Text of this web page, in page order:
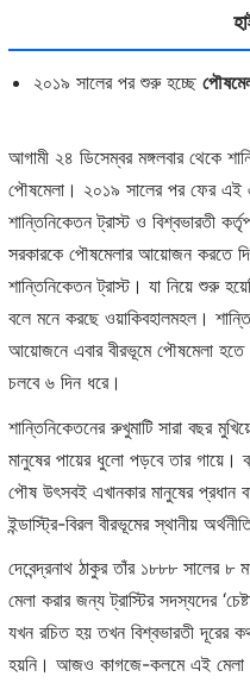
২০১৯ সালের পর শুরু হচ্ছে
আগামী ২৪ ডিসেম্বর মঙ্গলবার থেকে
পৌষমেলা। ২০১৯ সালের পর ফের এই
শান্তিনিকেতন ট্রাস্ট ও বিশ্বভারতী
সরকারকে পৌষমেলার আয়োজন করতে
শান্তিনিকেতন ট্রাস্ট। যা নিয়ে শুরু
বলে মনে করছে ওয়াকিবহালমহল।
আয়োজনে এবার বীরভূমে পৌষমেলা
চলবে ৬ দিন ধরে।
শান্তিনিকেতনের রুখুমাটি সারা বছর
মানুষের পায়ের ধুলো পড়বে তার গায়ে।
পৌষ উৎসবই এখানকার মানুষের প্রধান
ইন্ডাস্ট্রি-বিরল বীরভূমের স্থানীয়
দেবেন্দ্রনাথ ঠাকুর তাঁর ১৮৮৮ সালের ৮
মেলা করার জন্য ট্রাস্টির সদস্যদের
যখন রচিত হয় তখন বিশ্বভারতী দূরের
হয়নি। আজও কাগজে-কলমে এই মেলা